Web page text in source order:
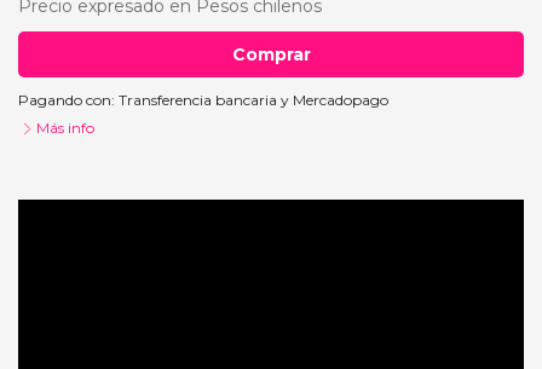
Precio expresado en Pesos chilenos
Comprar
Pagando con: Transferencia bancaria y Mercadopago
Más info